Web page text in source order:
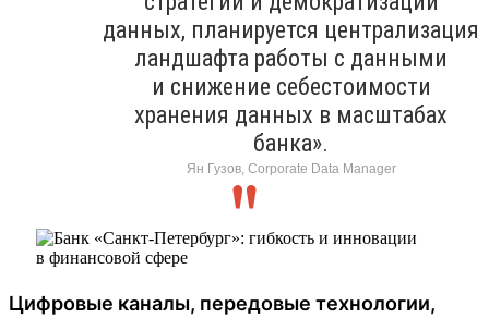
данных, планируется централизация
ландшафта работы с данными
и снижение себестоимости
хранения данных в масштабах
банка».
Ян Гузов, Corporate Data Manager
Цифровые каналы, передовые технологии,